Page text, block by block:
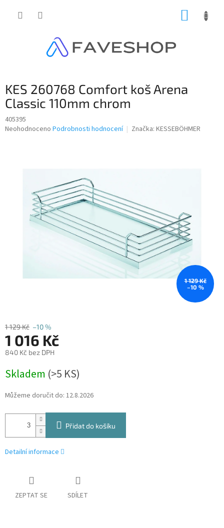
KES 260768 Comfort koš Arena
Classic 110mm chrom
405395
Průměrné
hvězdiček.
Neohodnoceno Podrobnosti hodnocení Značka: KESSEBÖHMER
1 129 Kč
–10 %
1 129 Kč –10 %
1 016 Kč
840 Kč bez DPH
cena:
Skladem (>5 KS)
Můžeme doručit do: 12.8.2026
Přidat do košíku
Detailní informace
ZEPTAT SE SDÍLET